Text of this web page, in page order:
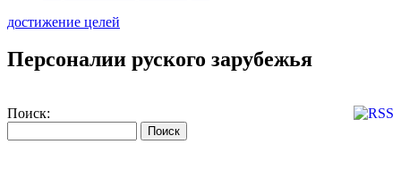
достижение целей
Персоналии руского зарубежья
Поиск: